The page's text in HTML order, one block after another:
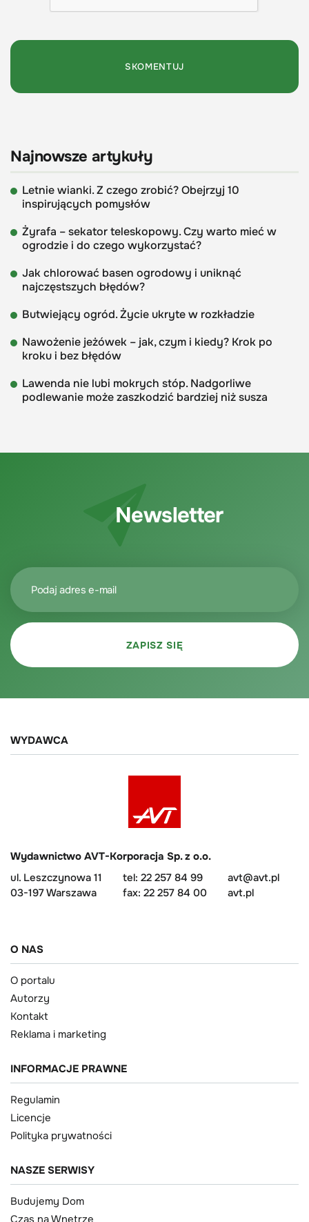
Najnowsze artykuły
Letnie wianki. Z czego zrobić? Obejrzyj 10
inspirujących pomysłów
Żyrafa – sekator teleskopowy. Czy warto mieć w
ogrodzie i do czego wykorzystać?
Jak chlorować basen ogrodowy i uniknąć
najczęstszych błędów?
Butwiejący ogród. Życie ukryte w rozkładzie
Nawożenie jeżówek – jak, czym i kiedy? Krok po
kroku i bez błędów
Lawenda nie lubi mokrych stóp. Nadgorliwe
podlewanie może zaszkodzić bardziej niż susza
Newsletter
WYDAWCA
Wydawnictwo AVT-Korporacja Sp. z o.o.
ul. Leszczynowa 11
03-197 Warszawa
tel: 22 257 84 99
fax: 22 257 84 00
avt@avt.pl
avt.pl
O NAS
O portalu
Autorzy
Kontakt
Reklama i marketing
INFORMACJE PRAWNE
Regulamin
Licencje
Polityka prywatności
NASZE SERWISY
Budujemy Dom